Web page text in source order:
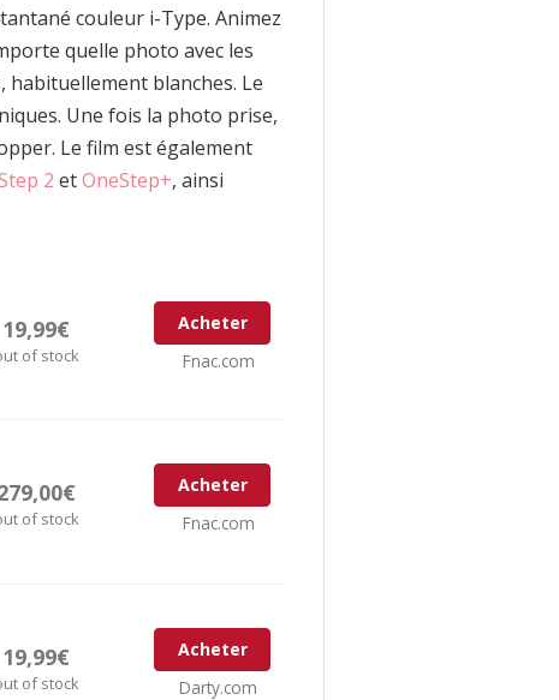
couleur i-Type. Animez
quelle photo avec les
blanches. Le
Une fois la photo prise,
Le film est également
2 etOneStep+, ainsi
19,99€
of stock
Acheter
Fnac.com
of stock
Acheter
Fnac.com
19,99€
of stock
Acheter
Darty.com